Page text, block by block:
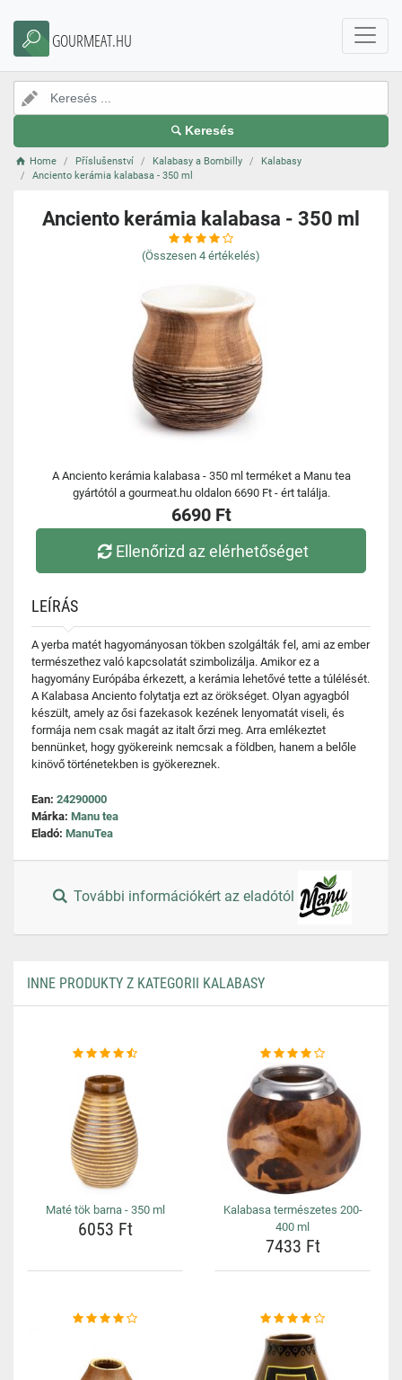
GOURMEAT.HU
Keresés
Home Příslušenství Kalabasy a Bombilly
Kalabasy
Anciento kerámia kalabasa - 350 ml
Anciento kerámia kalabasa - 350 ml
(Összesen 4 értékelés)
A Anciento kerámia kalabasa - 350 ml terméket a Manu tea
gyártótól a gourmeat.hu oldalon 6690 Ft - ért találja.
6690 Ft
Ellenőrizd az elérhetőséget
LEÍRÁS
A yerba matét hagyományosan tökben szolgálták fel, ami az ember
természethez való kapcsolatát szimbolizálja. Amikor ez a
hagyomány Európába érkezett, a kerámia lehetővé tette a túlélését.
A Kalabasa Anciento folytatja ezt az örökséget. Olyan agyagból
készült, amely az ősi fazekasok kezének lenyomatát viseli, és
formája nem csak magát az italt őrzi meg. Arra emlékeztet
bennünket, hogy gyökereink nemcsak a földben, hanem a belőle
kinövő történetekben is gyökereznek.
Ean: 24290000
Márka: Manu tea
Eladó: ManuTea
További információkért az eladótól
INNE PRODUKTY Z KATEGORII KALABASY
Maté tök barna - 350 ml
6053 Ft
Kalabasa természetes 200-
400 ml
7433 Ft